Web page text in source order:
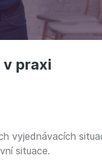
praxi
vyjednávacích
situace.